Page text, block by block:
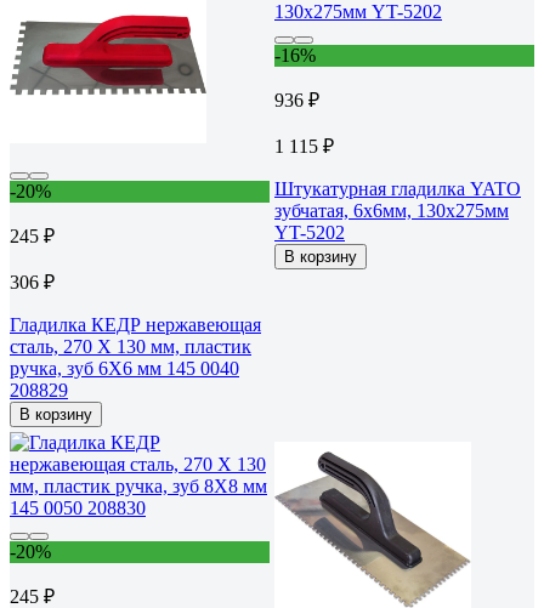
-20%
245 ₽
306 ₽
Гладилка КЕДР нержавеющая
сталь, 270 Х 130 мм, пластик
ручка, зуб 6Х6 мм 145 0040
208829
В корзину
-16%
936 ₽
1 115 ₽
Штукатурная гладилка YATO
зубчатая, 6x6мм, 130x275мм
YT-5202
В корзину
-20%
245 ₽